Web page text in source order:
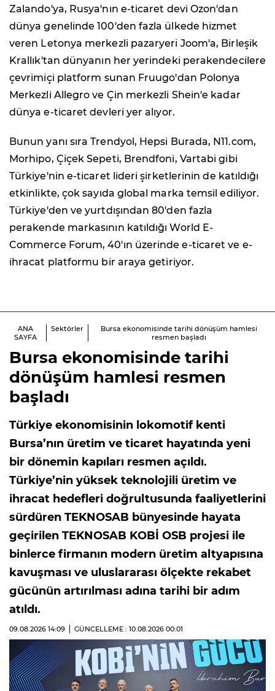
Zalando'ya, Rusya'nın e-ticaret devi Ozon'dan
dünya genelinde 100'den fazla ülkede hizmet
veren Letonya merkezli pazaryeri Joom'a, Birleşik
Krallık'tan dünyanın her yerindeki perakendecilere
çevrimiçi platform sunan Fruugo'dan Polonya
Merkezli Allegro ve Çin merkezli Shein'e kadar
dünya e-ticaret devleri yer alıyor.
Bunun yanı sıra Trendyol, Hepsi Burada, N11.com,
Morhipo, Çiçek Sepeti, Brendfoni, Vartabi gibi
Türkiye'nin e-ticaret lideri şirketlerinin de katıldığı
etkinlikte, çok sayıda global marka temsil ediliyor.
Türkiye'den ve yurtdışından 80'den fazla
perakende markasının katıldığı World E-
Commerce Forum, 40'ın üzerinde e-ticaret ve e-
ihracat platformu bir araya getiriyor.
ANA
SAYFA
Sektörler
Bursa ekonomisinde tarihi dönüşüm hamlesi
resmen başladı
Bursa ekonomisinde tarihi
dönüşüm hamlesi resmen
başladı
Türkiye ekonomisinin lokomotif kenti
Bursa’nın üretim ve ticaret hayatında yeni
bir dönemin kapıları resmen açıldı.
Türkiye’nin yüksek teknolojili üretim ve
ihracat hedefleri doğrultusunda faaliyetlerini
sürdüren TEKNOSAB bünyesinde hayata
geçirilen TEKNOSAB KOBİ OSB projesi ile
binlerce firmanın modern üretim altyapısına
kavuşması ve uluslararası ölçekte rekabet
gücünün artırılması adına tarihi bir adım
atıldı.
09.08.2026 14:09 GÜNCELLEME : 10.08.2026 00:01